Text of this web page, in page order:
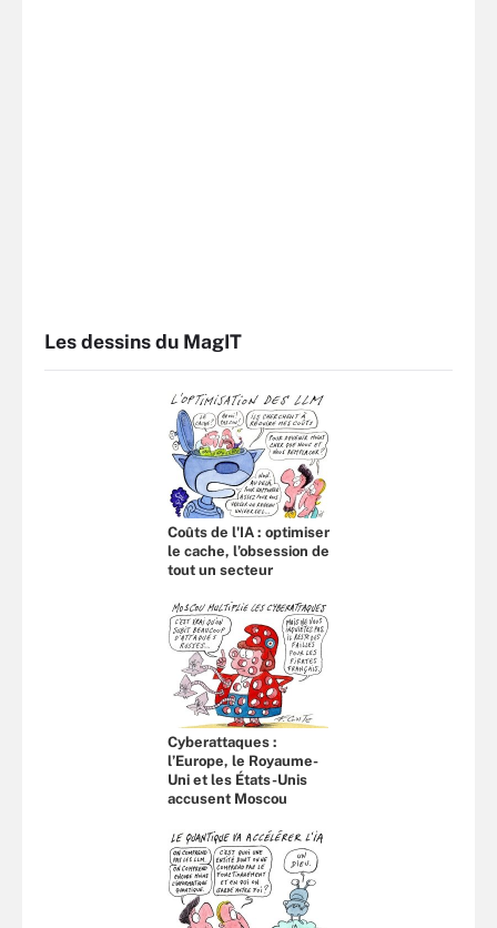
Les dessins du MagIT
Coûts de l'IA : optimiser
le cache, l’obsession de
tout un secteur
Cyberattaques :
l’Europe, le Royaume-
Uni et les États-Unis
accusent Moscou